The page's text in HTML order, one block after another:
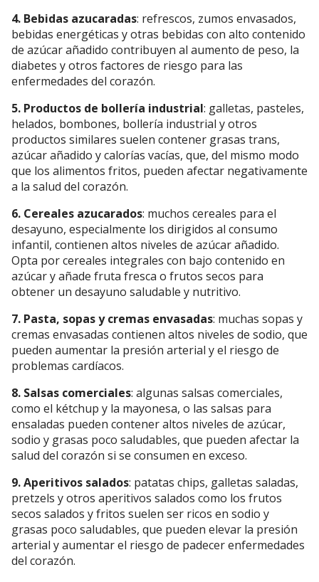
4. Bebidas azucaradas: refrescos, zumos envasados,
bebidas energéticas y otras bebidas con alto contenido
de azúcar añadido contribuyen al aumento de peso, la
diabetes y otros factores de riesgo para las
enfermedades del corazón.
5. Productos de bollería industrial: galletas, pasteles,
helados, bombones, bollería industrial y otros
productos similares suelen contener grasas trans,
azúcar añadido y calorías vacías, que, del mismo modo
que los alimentos fritos, pueden afectar negativamente
a la salud del corazón.
6. Cereales azucarados: muchos cereales para el
desayuno, especialmente los dirigidos al consumo
infantil, contienen altos niveles de azúcar añadido.
Opta por cereales integrales con bajo contenido en
azúcar y añade fruta fresca o frutos secos para
obtener un desayuno saludable y nutritivo.
7. Pasta, sopas y cremas envasadas: muchas sopas y
cremas envasadas contienen altos niveles de sodio, que
pueden aumentar la presión arterial y el riesgo de
problemas cardíacos.
8. Salsas comerciales: algunas salsas comerciales,
como el kétchup y la mayonesa, o las salsas para
ensaladas pueden contener altos niveles de azúcar,
sodio y grasas poco saludables, que pueden afectar la
salud del corazón si se consumen en exceso.
9. Aperitivos salados: patatas chips, galletas saladas,
pretzels y otros aperitivos salados como los frutos
secos salados y fritos suelen ser ricos en sodio y
grasas poco saludables, que pueden elevar la presión
arterial y aumentar el riesgo de padecer enfermedades
del corazón.